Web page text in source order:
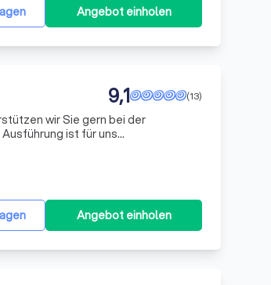
Angebot einholen
(13)
9,1
wir Sie gern bei der
ist für uns
Angebot einholen